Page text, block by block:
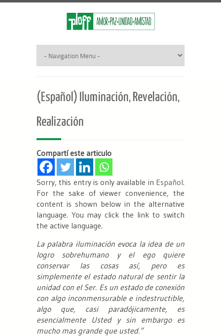
(Español) Iluminación, Revelación,
Realización
Compartí este articulo
Sorry, this entry is only available in Español.
For the sake of viewer convenience, the
content is shown below in the alternative
language. You may click the link to switch
the active language.
La palabra iluminación evoca la idea de un
logro sobrehumano y el ego quiere
conservar las cosas así, pero es
simplemente el estado natural de sentir la
unidad con el Ser. Es un estado de conexión
con algo inconmensurable e indestructible,
algo que, casi paradójicamente, es
esencialmente Usted y sin embargo es
mucho mas grande que usted.”